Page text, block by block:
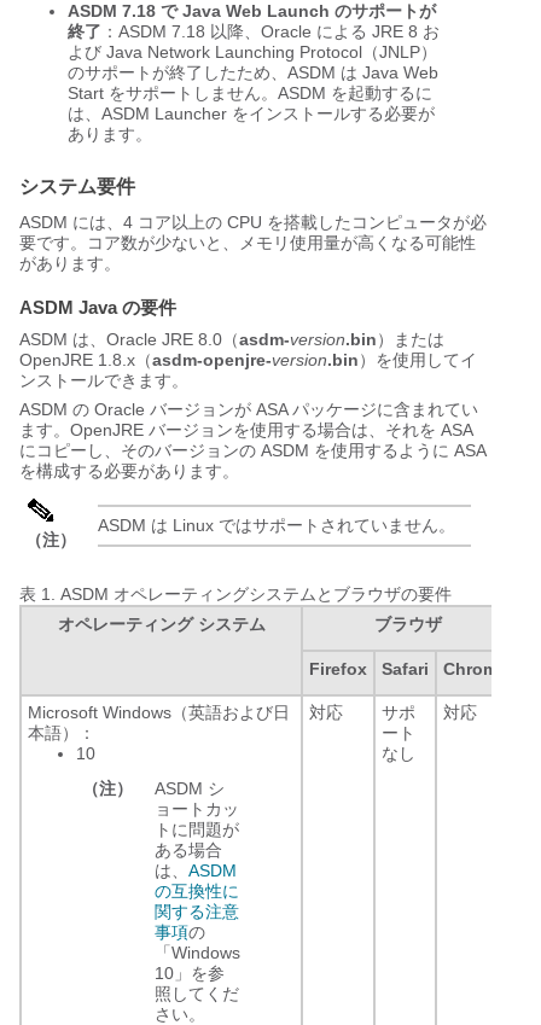
ASDM 7.18 で Java Web Launch のサポートが
終了 ：ASDM 7.18 以降、Oracle による JRE 8 お
よび Java Network Launching Protocol（JNLP）
のサポートが終了したため、ASDM は Java Web
Start をサポートしません。ASDM を起動するに
は、ASDM Launcher をインストールする必要が
あります。
システム要件
ASDM には、4 コア以上の CPU を搭載したコンピュータが必
要です。コア数が少ないと、メモリ使用量が高くなる可能性
があります。
ASDM Java の要件
ASDM は、Oracle JRE 8.0 （asdm-version.bin）
または
OpenJRE 1.8.x（asdm-openjre-version.bin） を使用してイ
ンストールできます。
ASDM の Oracle バージョンが ASA パッケージに含まれてい
ます。OpenJRE バージョンを使用する場合は、それを ASA
にコピーし、そのバージョンの ASDM を使用するように ASA
を構成する必要があります。
（注）
ASDM は Linux ではサポートされていません。
表 1. ASDM オペレーティングシステムとブラウザの要件
オペレーティング システム
ブラウザ
Firefox
Safari Chrome
Microsoft Windows（英語および日
本語）：
10
（注）
ASDM シ
ョートカッ
トに問題が
ある場合
は、 ASDM
の互換性に
関する注意
事項の
「Windows
10」を参
照してくだ
さい。
対応
サポ
ート
なし
対応